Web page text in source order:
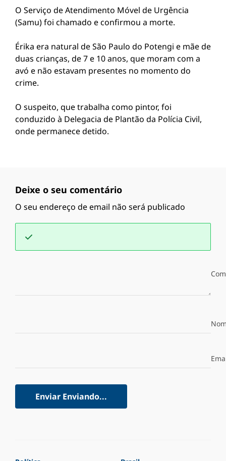
O Serviço de Atendimento Móvel de Urgência
(Samu) foi chamado e confirmou a morte.
Érika era natural de São Paulo do Potengi e mãe de
duas crianças, de 7 e 10 anos, que moram com a
avó e não estavam presentes no momento do
crime.
O suspeito, que trabalha como pintor, foi
conduzido à Delegacia de Plantão da Polícia Civil,
onde permanece detido.
Deixe o seu comentário
O seu endereço de email não será publicado
Enviar Enviando...